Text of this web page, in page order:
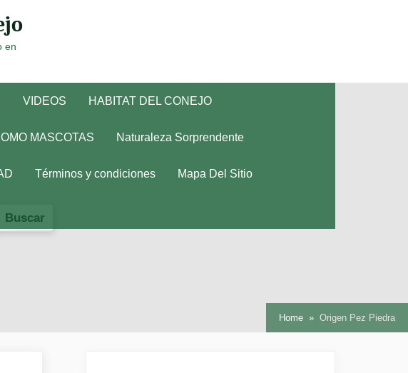
en
VIDEOS HABITAT DEL CONEJO
MASCOTAS Naturaleza Sorprendente
Términos y condiciones Mapa Del Sitio
Home Origen Pez Piedra